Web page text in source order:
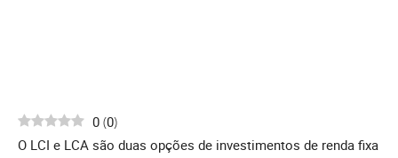
0 (0)
O LCI e LCA são duas opções de investimentos de renda fixa